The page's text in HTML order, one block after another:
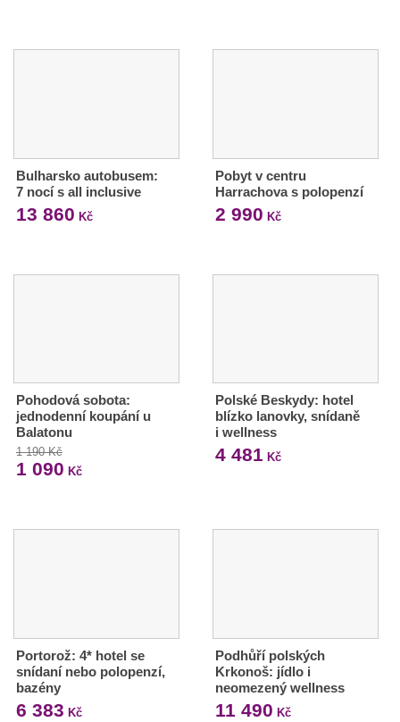
Bulharsko autobusem:
7 nocí s all inclusive
13 860 Kč
Pobyt v centru
Harrachova s polopenzí
2 990 Kč
Pohodová sobota:
jednodenní koupání u
Balatonu
1 190 Kč
1 090 Kč
Polské Beskydy: hotel
blízko lanovky, snídaně
i wellness
4 481 Kč
Portorož: 4* hotel se
snídaní nebo polopenzí,
bazény
6 383 Kč
Podhůří polských
Krkonoš: jídlo i
neomezený wellness
11 490 Kč